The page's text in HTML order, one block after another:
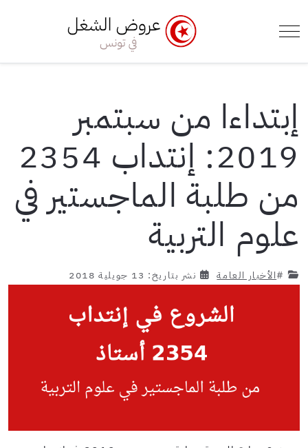
Mobile Menu Toggle
إبتداءا من سبتمبر
2019: إنتداب 2354
من طلبة الماجستير في
علوم التربية
#الأخبار العامة نشر بتاريخ: 13 جويلية 2018
Toggle